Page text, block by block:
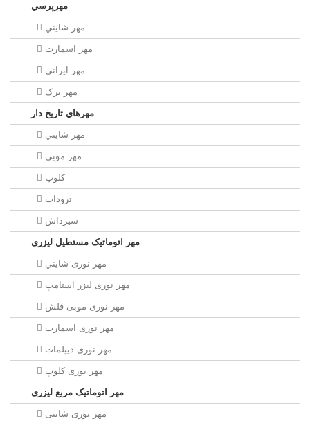
مهرپرسي
مهر شايني
مهر اسمارت
مهر ايراني
مهر ترک
مهرهاي تاريخ دار
مهر شايني
مهر موبي
کلوپ
ترودات
سیرداش
مهر اتوماتیک مستطیل لیزری
مهر نوری شايني
مهر نوری لیزر استامپ
مهر نوری موبی فلش
مهر نوری اسمارت
مهر نوری ديپلمات
مهر نوری کلوپ
مهر اتوماتیک مربع لیزری
مهر نوری شاینی